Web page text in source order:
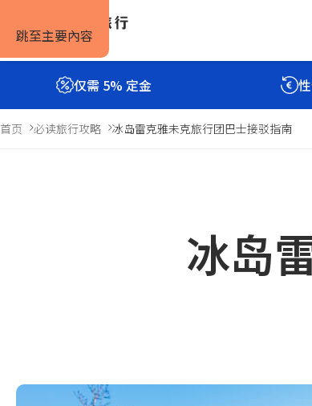
跳至主要內容
仅需 5% 定金
首页 必读旅行攻略 冰岛雷克雅未克旅行团巴士接驳指南
冰岛